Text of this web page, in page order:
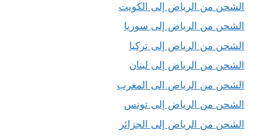
الشحن من الرياض إلى الكويت
الشحن من الرياض إلى سوريا
الشحن من الرياض إلى تركيا
الشحن من الرياض إلى لبنان
الشحن من الرياض الى المغرب
الشحن من الرياض إلى تونس
الشحن من الرياض إلى الجزائر